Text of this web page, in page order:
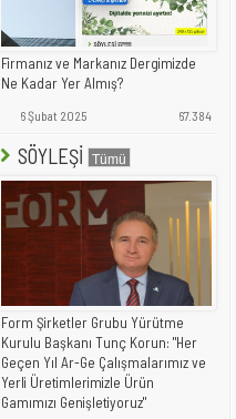
Firmanız ve Markanız Dergimizde
Ne Kadar Yer Almış?
6 Şubat 2025 67.384
SÖYLEŞİ
Form Şirketler Grubu Yürütme
Kurulu Başkanı Tunç Korun: "Her
Geçen Yıl Ar-Ge Çalışmalarımız ve
Yerli Üretimlerimizle Ürün
Gamımızı Genişletiyoruz"